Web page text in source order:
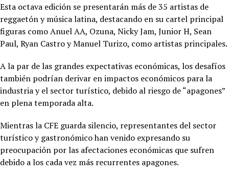
Esta octava edición se presentarán más de 35 artistas de
reggaetón y música latina, destacando en su cartel principal
figuras como Anuel AA, Ozuna, Nicky Jam, Junior H, Sean
Paul, Ryan Castro y Manuel Turizo, como artistas principales.
A la par de las grandes expectativas económicas, los desafíos
también podrían derivar en impactos económicos para la
industria y el sector turístico, debido al riesgo de “apagones”
en plena temporada alta.
Mientras la CFE guarda silencio, representantes del sector
turístico y gastronómico han venido expresando su
preocupación por las afectaciones económicas que sufren
debido a los cada vez más recurrentes apagones.